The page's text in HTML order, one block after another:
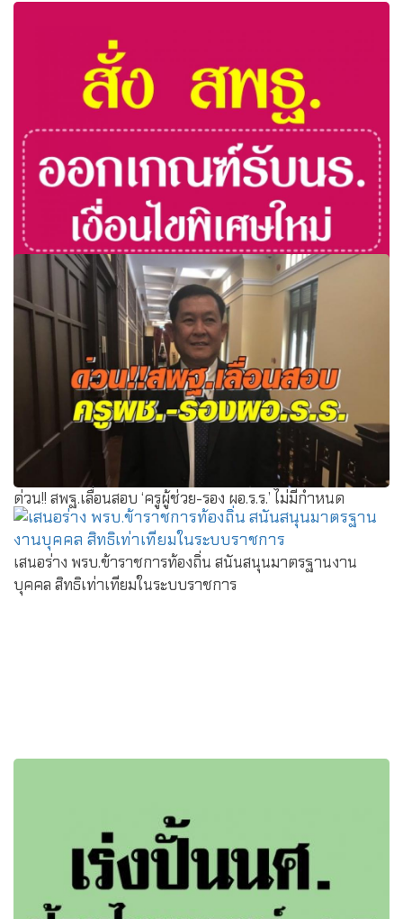
สั่งสพฐ.ออกเกณฑ์รับนร.เงื่อนไขพิเศษใหม่ ชี้กติกาเดิมเปิดช่อง
ทุจริต เพราะตัดสินใจโดยไม่กี่คน
ด่วน!! สพฐ.เลื่อนสอบ ‘ครูผู้ช่วย-รอง ผอ.ร.ร.’ ไม่มีกำหนด
เสนอร่าง พรบ.ข้าราชการท้องถิ่น สนันสนุนมาตรฐานงาน
บุคคล สิทธิเท่าเทียมในระบบราชการ